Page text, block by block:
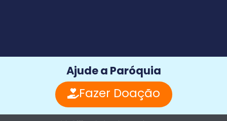
Ajude a Paróquia
Fazer Doação